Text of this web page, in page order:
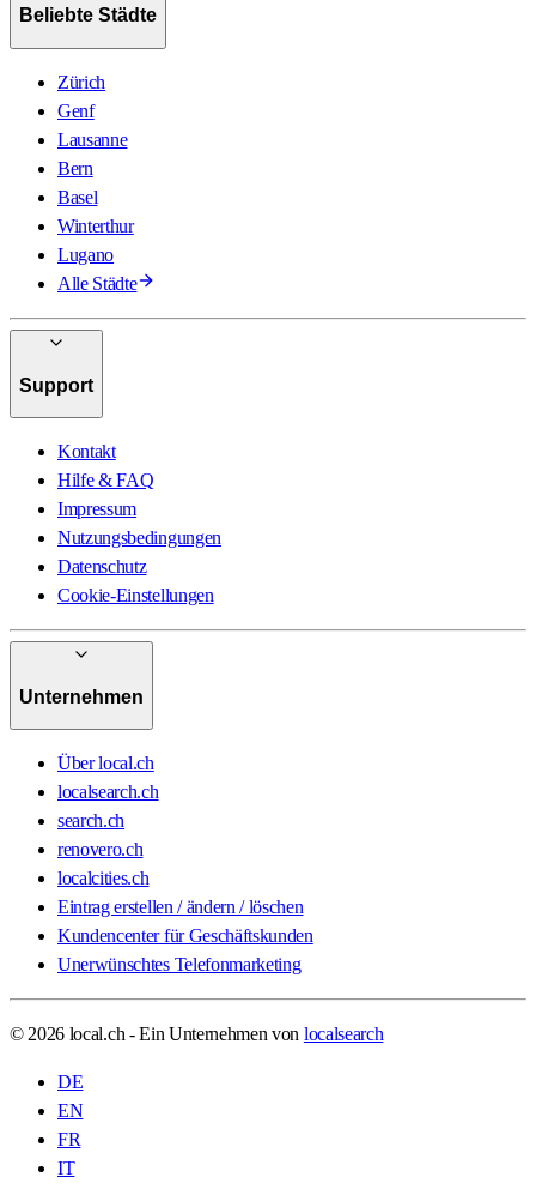
Beliebte Städte
Zürich
Genf
Lausanne
Bern
Basel
Winterthur
Lugano
Alle Städte
Support
Kontakt
Hilfe & FAQ
Impressum
Nutzungsbedingungen
Datenschutz
Cookie-Einstellungen
Unternehmen
Über local.ch
localsearch.ch
search.ch
renovero.ch
localcities.ch
Eintrag erstellen / ändern / löschen
Kundencenter für Geschäftskunden
Unerwünschtes Telefonmarketing
© 2026 local.ch - Ein Unternehmen von localsearch
DE
EN
FR
IT